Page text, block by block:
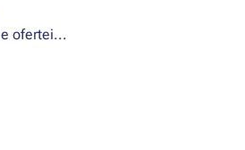
ofertei...